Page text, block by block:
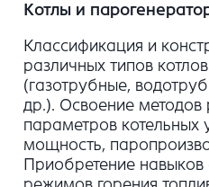
Котлы и
Классификация и
различных типов
(газотрубные,
др.). Освоение методов
параметров котельных
мощность,
Приобретение